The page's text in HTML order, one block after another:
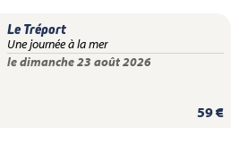
Le Tréport
Une journée à la mer
le dimanche 23 août 2026
59 €